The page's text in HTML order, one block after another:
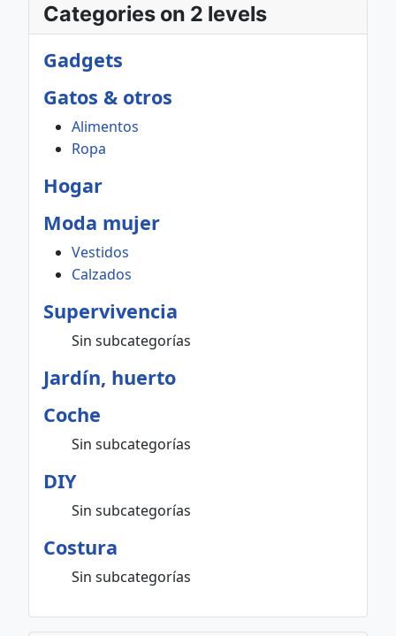
Categories on 2 levels
Gadgets
Gatos & otros
Alimentos
Ropa
Hogar
Moda mujer
Vestidos
Calzados
Supervivencia
Sin subcategorías
Jardín, huerto
Coche
Sin subcategorías
DIY
Sin subcategorías
Costura
Sin subcategorías